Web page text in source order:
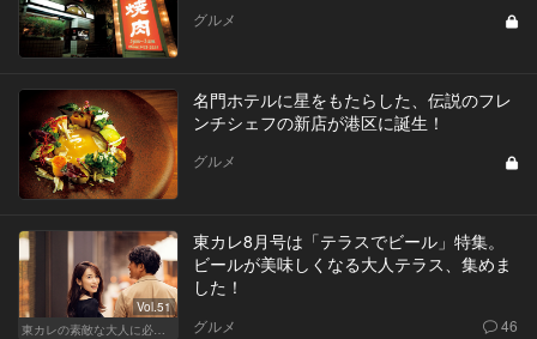
グルメ
名門ホテルに星をもたらした、伝説のフレ
ンチシェフの新店が港区に誕生！
グルメ
Vol.51
東カレの素敵な大人に必要なこと
東カレ8月号は「テラスでビール」特集。
ビールが美味しくなる大人テラス、集めま
した！
グルメ 46